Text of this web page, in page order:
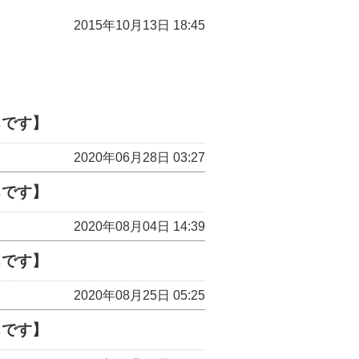
2015年10月13日 18:45
す】
2020年06月28日 03:27
す】
2020年08月04日 14:39
す】
2020年08月25日 05:25
す】